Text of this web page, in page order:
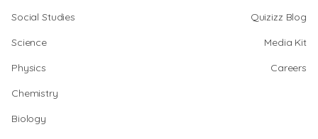
Social Studies
Science
Physics
Chemistry
Biology
Quizizz Blog
Media Kit
Careers